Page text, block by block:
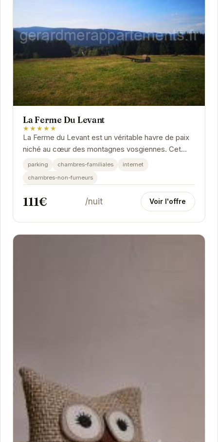
La Ferme Du Levant
★★★★★
La Ferme du Levant est un véritable havre de paix
niché au cœur des montagnes vosgiennes. Cet
établissement propose des chambres confortables
parking chambres-familiales
internet
chambres-non-fumeurs
111€ /nuit Voir l'offre